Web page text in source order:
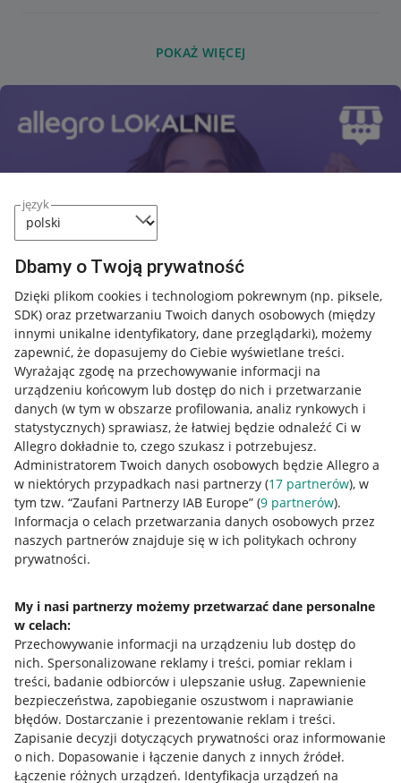
język
Dbamy o Twoją prywatność
Dzięki plikom cookies i technologiom pokrewnym (np. piksele,
SDK) oraz przetwarzaniu Twoich danych osobowych (między
innymi unikalne identyfikatory, dane przeglądarki), możemy
zapewnić, że dopasujemy do Ciebie wyświetlane treści.
Wyrażając zgodę na przechowywanie informacji na
urządzeniu końcowym lub dostęp do nich i przetwarzanie
danych (w tym w obszarze profilowania, analiz rynkowych i
statystycznych) sprawiasz, że łatwiej będzie odnaleźć Ci w
Allegro dokładnie to, czego szukasz i potrzebujesz.
Administratorem Twoich danych osobowych będzie Allegro a
w niektórych przypadkach nasi partnerzy (17 partnerów), w
tym tzw. “Zaufani Partnerzy IAB Europe” (9 partnerów).
Informacja o celach przetwarzania danych osobowych przez
naszych partnerów znajduje się w ich politykach ochrony
prywatności.
My i nasi partnerzy możemy przetwarzać dane personalne
w celach:
Przechowywanie informacji na urządzeniu lub dostęp do
nich. Spersonalizowane reklamy i treści, pomiar reklam i
treści, badanie odbiorców i ulepszanie usług. Zapewnienie
bezpieczeństwa, zapobieganie oszustwom i naprawianie
błędów. Dostarczanie i prezentowanie reklam i treści.
Zapisanie decyzji dotyczących prywatności oraz informowanie
o nich. Dopasowanie i łączenie danych z innych źródeł.
Łączenie różnych urządzeń. Identyfikacja urządzeń na
POKAŻ WIĘCEJ
Przydatne informacje
Jak to działa
Napisz do nas
Allegro Gadane dla sprzedających
Mapa miejscowości
Informacje prawne
Regulamin
Polityka plików "cookies"
Ustawienia plików "cookies"